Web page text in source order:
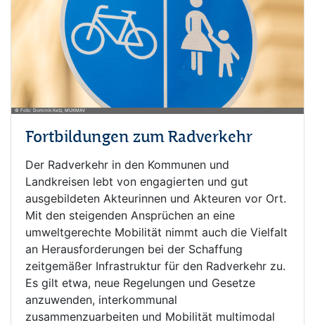
© Foto: Dominik Ketz, MUKMAV
Fortbildungen zum Radverkehr
Der Radverkehr in den Kommunen und
Landkreisen lebt von engagierten und gut
ausgebildeten Akteurinnen und Akteuren vor Ort.
Mit den steigenden Ansprüchen an eine
umweltgerechte Mobilität nimmt auch die Vielfalt
an Herausforderungen bei der Schaffung
zeitgemäßer Infrastruktur für den Radverkehr zu.
Es gilt etwa, neue Regelungen und Gesetze
anzuwenden, interkommunal
zusammenzuarbeiten und Mobilität multimodal